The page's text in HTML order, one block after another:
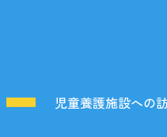
児童養護施設への